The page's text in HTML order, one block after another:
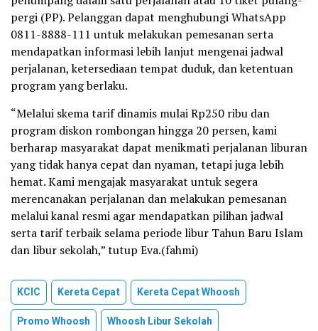
pergi (PP). Pelanggan dapat menghubungi WhatsApp
0811-8888-111 untuk melakukan pemesanan serta
mendapatkan informasi lebih lanjut mengenai jadwal
perjalanan, ketersediaan tempat duduk, dan ketentuan
program yang berlaku.
“Melalui skema tarif dinamis mulai Rp250 ribu dan
program diskon rombongan hingga 20 persen, kami
berharap masyarakat dapat menikmati perjalanan liburan
yang tidak hanya cepat dan nyaman, tetapi juga lebih
hemat. Kami mengajak masyarakat untuk segera
merencanakan perjalanan dan melakukan pemesanan
melalui kanal resmi agar mendapatkan pilihan jadwal
serta tarif terbaik selama periode libur Tahun Baru Islam
dan libur sekolah,” tutup Eva.(fahmi)
KCIC Kereta Cepat
Kereta Cepat Whoosh
Promo Whoosh
Whoosh Libur Sekolah